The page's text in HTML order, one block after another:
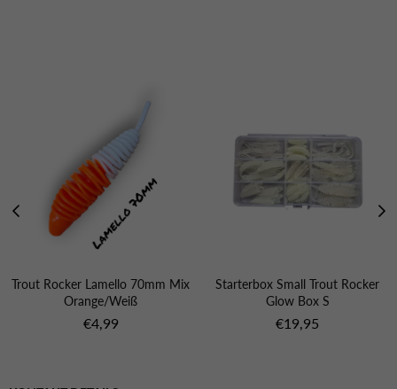
Trout Rocker Lamello 70mm Mix
Orange/Weiß
Normaler
€4,99
Starterbox Small Trout Rocker
Glow Box S
€19,95